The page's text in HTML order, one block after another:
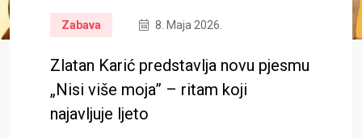
Zabava 8. Maja 2026.
Zlatan Karić predstavlja novu pjesmu
„Nisi više moja” – ritam koji
najavljuje ljeto